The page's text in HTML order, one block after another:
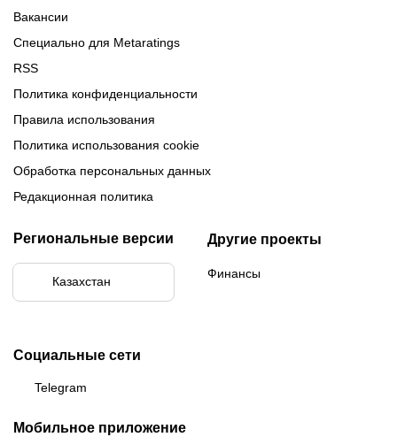
Вакансии
Специально для Metaratings
RSS
Политика конфиденциальности
Правила использования
Политика использования cookie
Обработка персональных данных
Редакционная политика
Региональные версии
Казахстан
Другие проекты
Финансы
Социальные сети
Telegram
Мобильное приложение